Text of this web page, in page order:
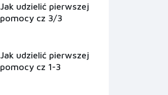
Jak udzielić pierwszej
pomocy cz 3/3
Jak udzielić pierwszej
pomocy cz 1-3